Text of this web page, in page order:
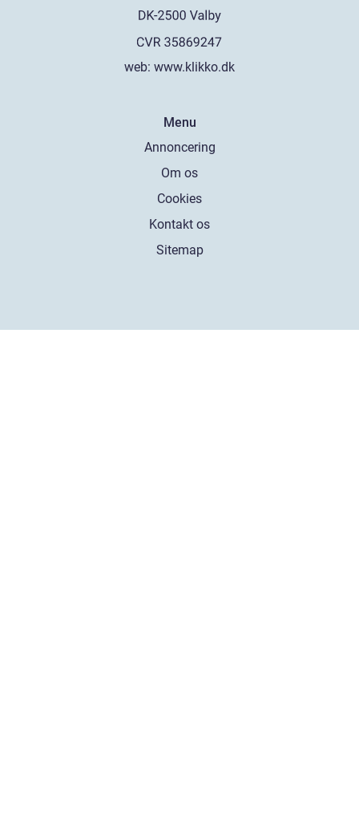
web: www.klikko.dk
Menu
Annoncering
Om os
Cookies
Kontakt os
Sitemap